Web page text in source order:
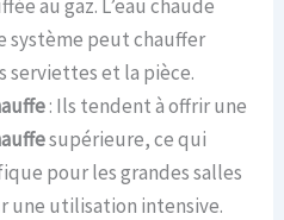
au gaz. L’eau chaude
système peut chauffer
serviettes et la pièce.
: Ils tendent à offrir une
supérieure, ce qui
pour les grandes salles
une utilisation intensive.